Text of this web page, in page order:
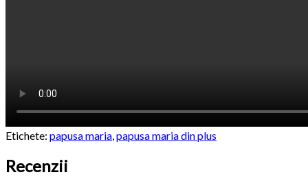
Etichete: papusa maria,papusa maria din plus
Recenzii